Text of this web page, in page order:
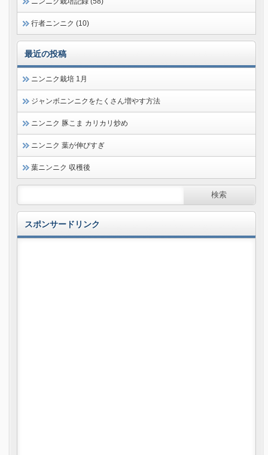
行者ニンニク (10)
最近の投稿
ニンニク栽培 1月
ジャンボニンニクをたくさん増やす方法
ニンニク 豚こま カリカリ炒め
ニンニク 葉が伸びすぎ
葉ニンニク 収穫後
スポンサードリンク